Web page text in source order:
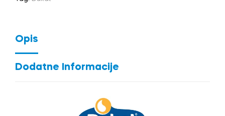
Opis
Dodatne Informacije